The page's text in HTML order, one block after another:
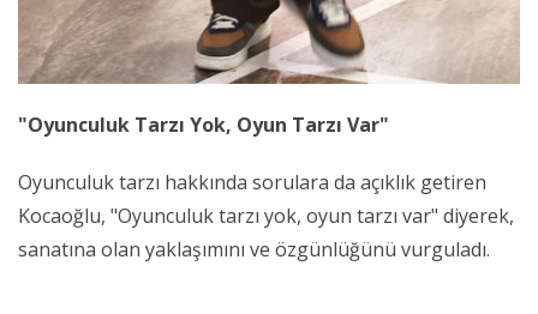
"Oyunculuk Tarzı Yok, Oyun Tarzı Var"
Oyunculuk tarzı hakkında sorulara da açıklık getiren
Kocaoğlu, "Oyunculuk tarzı yok, oyun tarzı var" diyerek,
sanatına olan yaklaşımını ve özgünlüğünü vurguladı.